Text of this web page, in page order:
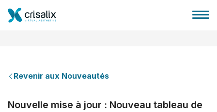
Revenir aux Nouveautés
Nouvelle mise à jour : Nouveau tableau de